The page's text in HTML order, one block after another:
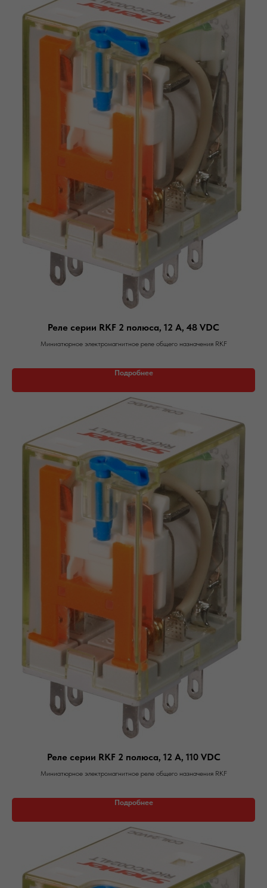
Реле серии RKF 2 полюса, 12 А, 48 VDC
Миниатюрное электромагнитное реле общего назначения RKF
Подробнее
Реле серии RKF 2 полюса, 12 А, 110 VDC
Миниатюрное электромагнитное реле общего назначения RKF
Подробнее